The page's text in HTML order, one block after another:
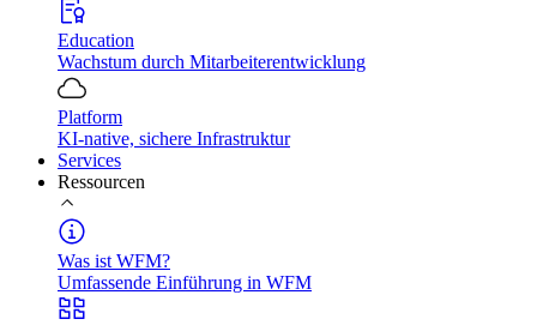
Education
Wachstum durch Mitarbeiterentwicklung
Platform
KI-native, sichere Infrastruktur
Services
Ressourcen
Was ist WFM?
Umfassende Einführung in WFM